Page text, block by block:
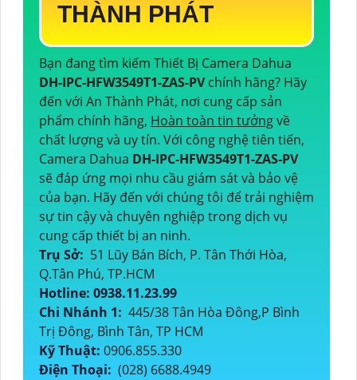
THÀNH PHÁT
Bạn đang tìm kiếm Thiết Bị Camera Dahua
DH-IPC-HFW3549T1-ZAS-PVchính hãng? Hãy
đến với An Thành Phát, nơi cung cấp sản
phẩm chính hãng, Hoàn toàn tin tưởngvề
chất lượng và uy tín. Với công nghệ tiên tiến,
Camera Dahua DH-IPC-HFW3549T1-ZAS-PV
sẽ đáp ứng mọi nhu cầu giám sát và bảo vệ
của bạn. Hãy đến với chúng tôi để trải nghiệm
sự tin cậy và chuyên nghiệp trong dịch vụ
cung cấp thiết bị an ninh.
Trụ Sở: 51 Lũy Bán Bích, P. Tân Thới Hòa,
Q.Tân Phú, TP.HCM
Hotline: 0938.11.23.99
Chi Nhánh 1: 445/38 Tân Hòa Đông,P Bình
Trị Đông, Bình Tân, TP HCM
Kỹ Thuật: 0906.855.330
Điện Thoại: (028) 6688.4949